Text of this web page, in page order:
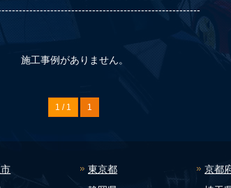
施工事例がありません。
1 / 1 1
東京都
京都